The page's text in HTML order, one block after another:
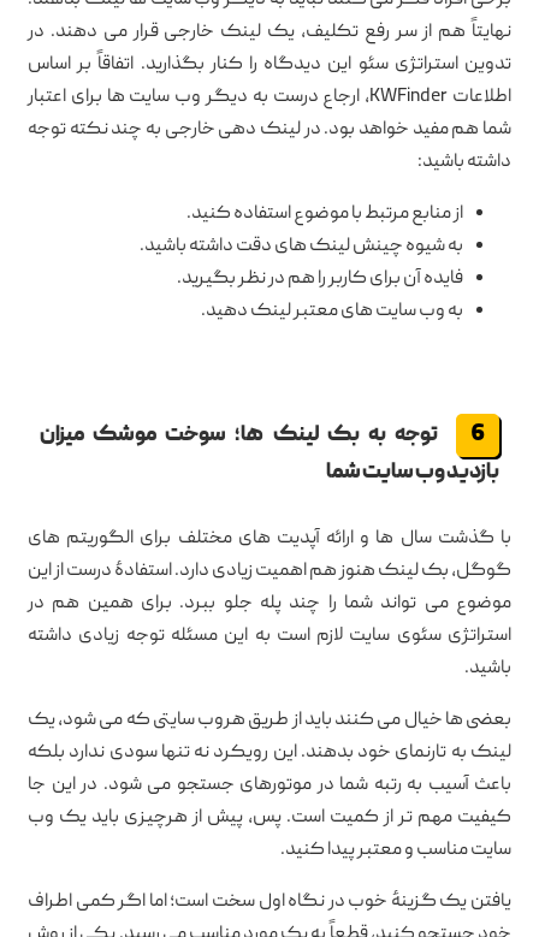
نهایتاً هم از سر رفع تکلیف، یک لینک خارجی قرار می دهند. در
تدوین استراتژی سئو این دیدگاه را کنار بگذارید. اتفاقاً بر اساس
اطلاعات KWFinder، ارجاع درست به دیگر وب سایت ها برای اعتبار
شما هم مفید خواهد بود. در لینک دهی خارجی به چند نکته توجه
داشته باشید:
از منابع مرتبط با موضوع استفاده کنید.
به شیوه چینش لینک های دقت داشته باشید.
فایده آن برای کاربر را هم در نظر بگیرید.
به وب سایت های معتبر لینک دهید.
توجه به بک لینک ها؛ سوخت موشک میزان
بازدید وب سایت شما
با گذشت سال ها و ارائه آپدیت های مختلف برای الگوریتم های
گوگل، بک لینک هنوز هم اهمیت زیادی دارد. استفادهٔ درست از این
موضوع می تواند شما را چند پله جلو ببرد. برای همین هم در
استراتژی سئوی سایت لازم است به این مسئله توجه زیادی داشته
باشید.
بعضی ها خیال می کنند باید از طریق هروب سایتی که می شود، یک
لینک به تارنمای خود بدهند. این رویکرد نه تنها سودی ندارد بلکه
باعث آسیب به رتبه شما در موتورهای جستجو می شود. در این جا
کیفیت مهم تر از کمیت است. پس، پیش از هرچیزی باید یک وب
سایت مناسب و معتبر پیدا کنید.
یافتن یک گزینهٔ خوب در نگاه اول سخت است؛ اما اگر کمی اطراف